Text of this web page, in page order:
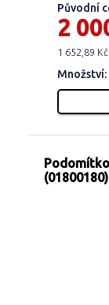
Původní
2
1 652,89
Množství:
(01800180)